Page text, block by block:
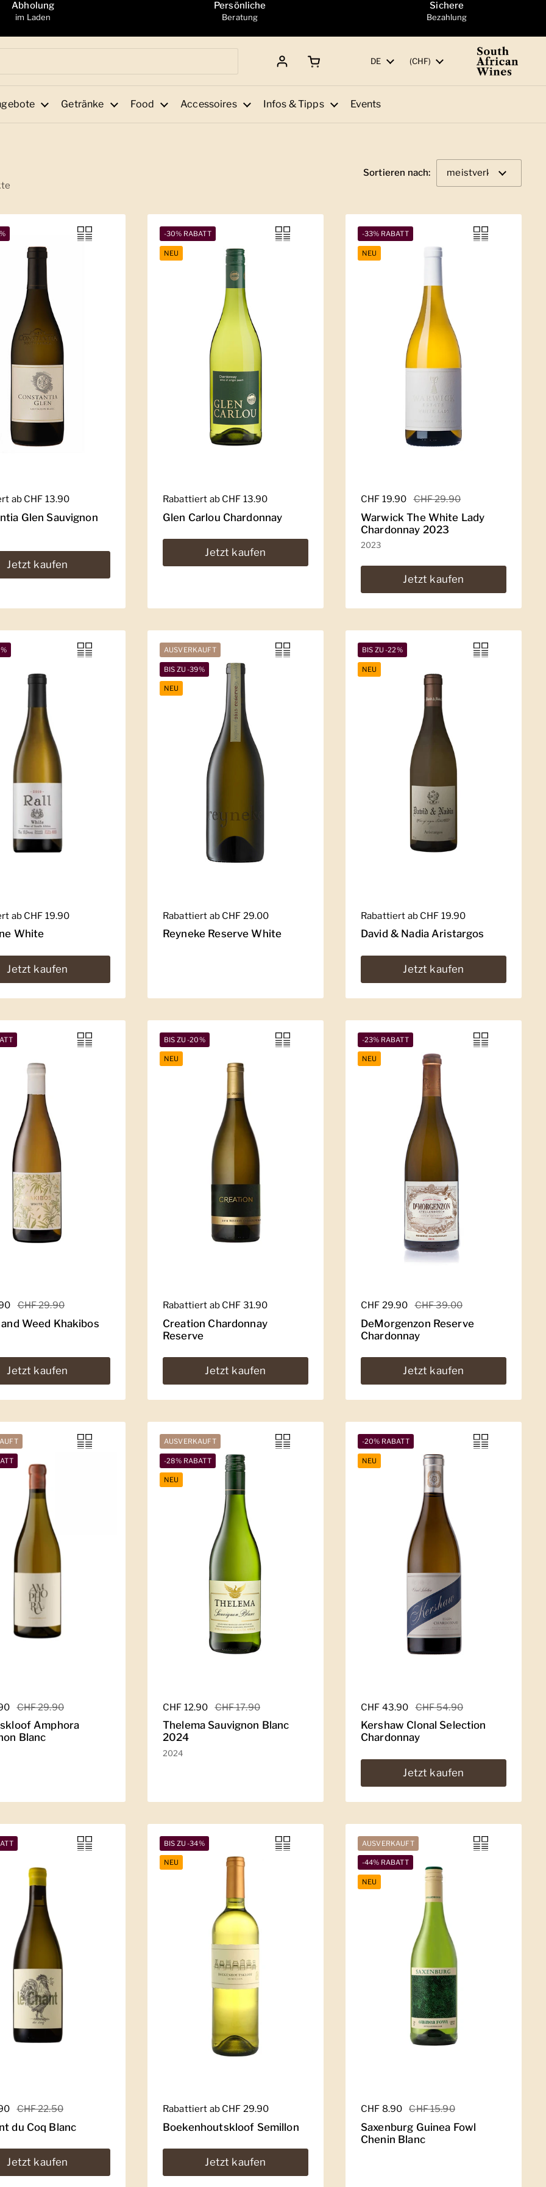
Abholung
im Laden
Persönliche
Beratung
Sichere
Bezahlung
Sprache
DE Land/Region
(CHF)
Getränke Food Accessoires Infos & Tipps Events
Sortieren nach:
Preis
ab CHF 13.90
Glen Sauvignon
Jetzt kaufen
Regulärer Preis
Rabattiert ab CHF 13.90
Glen Carlou Chardonnay
Jetzt kaufen
-30% RABATT
NEU
Regulärer Preis
CHF 19.90 Sale-Preis
CHF 29.90
Warwick The White Lady
Chardonnay 2023
2023
Jetzt kaufen
-33% RABATT
NEU
Preis
ab CHF 19.90
White
Jetzt kaufen
Regulärer Preis
Rabattiert ab CHF 29.00
Reyneke Reserve White
AUSVERKAUFT
BIS ZU -39%
NEU
Regulärer Preis
Rabattiert ab CHF 19.90
David & Nadia Aristargos
Jetzt kaufen
BIS ZU -22%
NEU
Preis
Sale-Preis
CHF 29.90
Weed Khakibos
Jetzt kaufen
Regulärer Preis
Rabattiert ab CHF 31.90
Creation Chardonnay
Reserve
Jetzt kaufen
BIS ZU -20%
NEU
Regulärer Preis
CHF 29.90 Sale-Preis
CHF 39.00
DeMorgenzon Reserve
Chardonnay
Jetzt kaufen
-23% RABATT
NEU
Preis
Sale-Preis
CHF 29.90
Amphora
Blanc
Regulärer Preis
CHF 12.90 Sale-Preis
CHF 17.90
Thelema Sauvignon Blanc
2024
2024
AUSVERKAUFT
-28% RABATT
NEU
Regulärer Preis
CHF 43.90 Sale-Preis
CHF 54.90
Kershaw Clonal Selection
Chardonnay
Jetzt kaufen
-20% RABATT
NEU
Preis
Sale-Preis
CHF 22.50
du Coq Blanc
Jetzt kaufen
Regulärer Preis
Rabattiert ab CHF 29.90
Boekenhoutskloof Semillon
Jetzt kaufen
BIS ZU -34%
NEU
Regulärer Preis
CHF 8.90 Sale-Preis
CHF 15.90
Saxenburg Guinea Fowl
Chenin Blanc
AUSVERKAUFT
-44% RABATT
NEU